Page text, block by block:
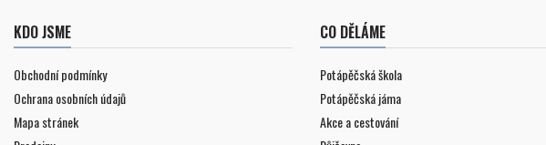
KDO JSME
Obchodní podmínky
Ochrana osobních údajů
Mapa stránek
CO DĚLÁME
Potápěčská škola
Potápěčská jáma
Akce a cestování